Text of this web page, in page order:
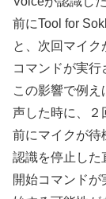
前にTool for
と、次回マイ
コマンドが実行
この影響で例
声した時に、２
前にマイクが待
認識を停止した
開始コマンド